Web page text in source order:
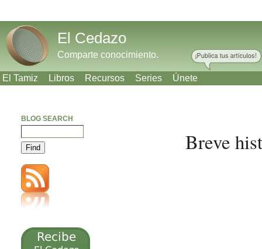
El Cedazo
Comparte conocimiento.
El Tamiz Libros Recursos Series Únete
Breve
BLOG SEARCH